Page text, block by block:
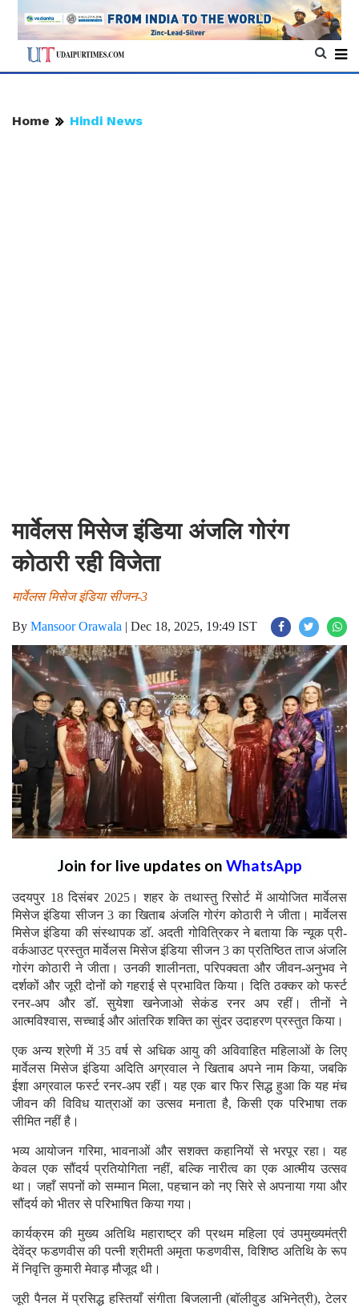
Home Hindi News
मार्वेलस मिसेज इंडिया अंजलि गोरंग
कोठारी रही विजेता
मार्वेलस मिसेज इंडिया सीजन-3
By Mansoor Orawala | Dec 18, 2025, 19:49 IST
Join for live updates on WhatsApp
उदयपुर 18 दिसंबर 2025। शहर के तथास्तु रिसोर्ट में आयोजित मार्वेलस
मिसेज इंडिया सीजन 3 का खिताब अंजलि गोरंग कोठारी ने जीता। मार्वेलस
मिसेज इंडिया की संस्थापक डाॅ. अदती गोवित्रिकर ने बताया कि न्यूक प्री-
वर्कआउट प्रस्तुत मार्वेलस मिसेज इंडिया सीजन 3 का प्रतिष्ठित ताज अंजलि
गोरंग कोठारी ने जीता। उनकी शालीनता, परिपक्वता और जीवन-अनुभव ने
दर्शकों और जूरी दोनों को गहराई से प्रभावित किया। दिति ठक्कर को फर्स्ट
रनर-अप और डॉ. सुयेशा खनेजाओ सेकंड रनर अप रहीं। तीनों ने
आत्मविश्वास, सच्चाई और आंतरिक शक्ति का सुंदर उदाहरण प्रस्तुत किया।
एक अन्य श्रेणी में 35 वर्ष से अधिक आयु की अविवाहित महिलाओं के लिए
मार्वेलस मिसेज इंडिया अदिति अग्रवाल ने खिताब अपने नाम किया, जबकि
ईशा अग्रवाल फर्स्ट रनर-अप रहीं। यह एक बार फिर सिद्ध हुआ कि यह मंच
जीवन की विविध यात्राओं का उत्सव मनाता है, किसी एक परिभाषा तक
सीमित नहीं है।
भव्य आयोजन गरिमा, भावनाओं और सशक्त कहानियों से भरपूर रहा। यह
केवल एक सौंदर्य प्रतियोगिता नहीं, बल्कि नारीत्व का एक आत्मीय उत्सव
था। जहाँ सपनों को सम्मान मिला, पहचान को नए सिरे से अपनाया गया और
सौंदर्य को भीतर से परिभाषित किया गया।
कार्यक्रम की मुख्य अतिथि महाराष्ट्र की प्रथम महिला एवं उपमुख्यमंत्री
देवेंद्र फडणवीस की पत्नी श्रीमती अमृता फडणवीस, विशिष्ठ अतिथि के रूप
में निवृत्ति कुमारी मेवाड़ मौजूद थी।
जूरी पैनल में प्रसिद्ध हस्तियाँ संगीता बिजलानी (बॉलीवुड अभिनेत्री), टेलर